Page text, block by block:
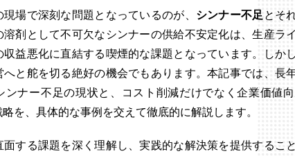
場で深刻な問題となっているのが、 シンナー不足 とそ
剤として不可欠なシンナーの供給不安定化は、生産ラ
益悪化に直結する喫煙的な課題となっています。しか
と舵を切る絶好の機会でもあります。本記事では、長
ンナー不足の現状と、コスト削減だけでなく企業価値
を、具体的な事例を交えて徹底的に解説します。
する課題を深く理解し、実践的な解決策を提供するこ